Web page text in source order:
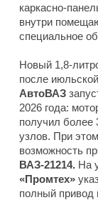
каркасно-
внутри
специальное
Новый 1,8-
после
АвтоВАЗ
2026 года:
получил более
узлов. При
возможность
ВАЗ-21214. На
«Промтех»
полный привод